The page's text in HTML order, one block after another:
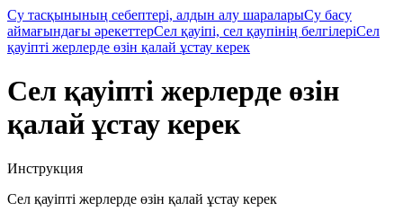
Су тасқынының себептері, алдын алу шараларыСу басу
аймағындағы әрекеттерСел қауіпі, сел қаупінің белгілеріСел
қауіпті жерлерде өзін қалай ұстау керек
Сел қауіпті жерлерде өзін
қалай ұстау керек
Инструкция
Сел қауіпті жерлерде өзін қалай ұстау керек